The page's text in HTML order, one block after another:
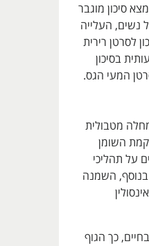
סיכון מוגבר
נשים, העלייה
לסרטן רירית
בסיכון
המעי הגס.
מטבולית
השומן
על תהליכי
בנוסף, השמנה
כך הגוף